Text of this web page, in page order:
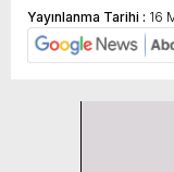
Yayınlanma Tarihi : 16